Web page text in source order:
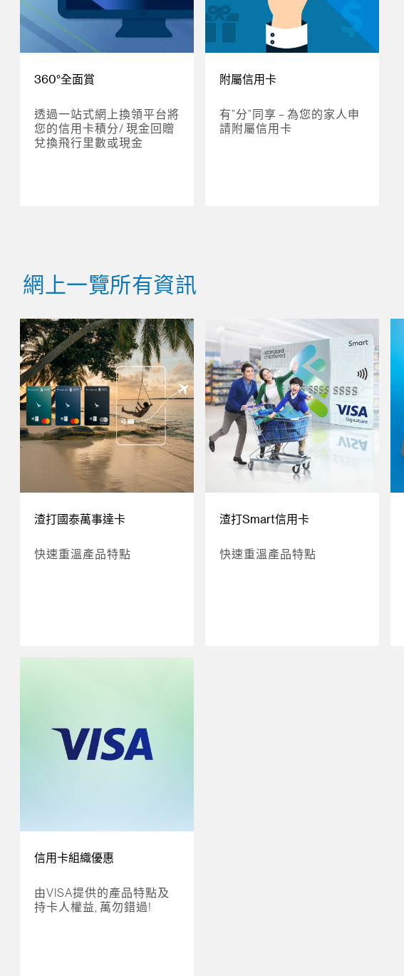
360°全面賞
透過一站式網上換領平台將
您的信用卡積分/ 現金回贈
兌換飛行里數或現金
附屬信用卡
有”分”同享 – 為您的家人申
請附屬信用卡
網上一覽所有資訊
渣打國泰萬事達卡
快速重溫產品特點
渣打Smart信用卡
快速重溫產品特點
信用卡組織優惠
由VISA提供的產品特點及
持卡人權益, 萬勿錯過!